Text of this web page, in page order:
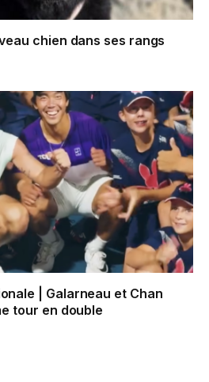
chien dans ses rangs
| Galarneau et Chan
tour en double